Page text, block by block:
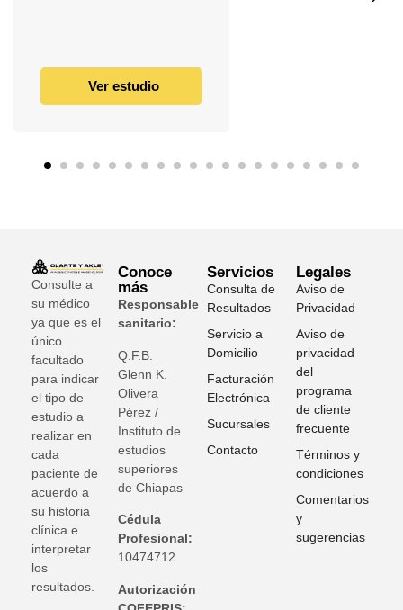
Ver estudio
Consulte a
su médico
ya que es el
único
facultado
para indicar
el tipo de
estudio a
realizar en
cada
paciente de
acuerdo a
su historia
clínica e
interpretar
los
resultados.
Conoce
más
Responsable
sanitario:
Q.F.B.
Glenn K
Olivera
Pérez /
Instituto de
estudios
superiores
de Chiapas
Cédula
Profesional:
10474712
Autorización
Servicios
Consulta de
Resultados
Servicio a
Domicilio
Facturación
Electrónica
Sucursales
Contacto
Legales
Aviso de
Privacidad
Aviso de
privacidad
del
programa
de cliente
frecuente
Términos y
condiciones
Comentarios
y
sugerencias